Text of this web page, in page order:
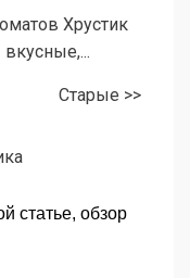
Хрустик
Старые >>
статье, обзор